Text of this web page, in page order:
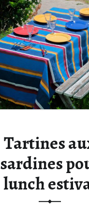
Tartines
sardines
lunch